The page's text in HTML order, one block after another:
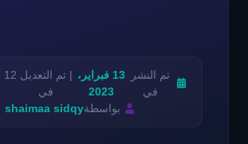
تم النشر
في
13 فبراير،
2023
| تم التعديل
في
بواسطةshaimaa sidqy